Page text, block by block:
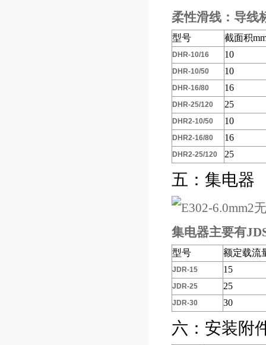
柔性滑线：导线
型号 截面积
DHR-10/16 10
DHR-10/50 10
DHR-16/80 16
DHR-25/120 25
DHR2-10/50 10
DHR2-16/80 16
DHR2-25/120 25
五：集电器
集电器主要有
型号 额定载流
JDR-15 15
JDR-25 25
JDR-30 30
六：安装附